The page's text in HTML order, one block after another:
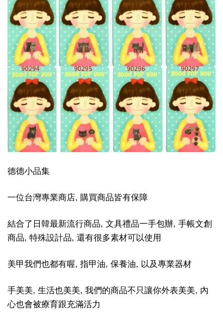
德德小品集
一位台灣專業商店, 購買商品皆有保障
結合了日韓最新流行商品, 文具禮品一手包辦, 手帳文創
商品, 特殊設計品, 還有很多素材可以使用
美甲我們也都有喔, 指甲油, 保養油, 以及專業器材
手美美, 生活也美美, 我們的商品不只讓你外表美美, 內
心也會被療育跟充滿活力